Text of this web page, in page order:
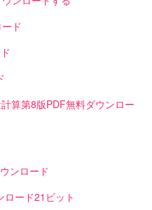
ド
算第8版PDF無料ダウンロー
ンロード
ード21ビット